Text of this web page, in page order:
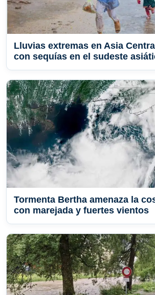
Lluvias extremas en Asia
con sequías en el sudeste
Tormenta Bertha amenaza la
con marejada y fuertes vientos